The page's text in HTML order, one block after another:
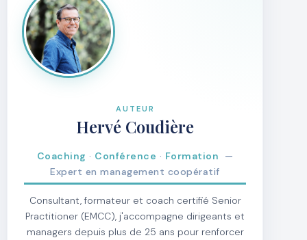
AUTEUR
Hervé Coudière
Coaching · Conférence · Formation —
Expert en management coopératif
Consultant, formateur et coach certifié Senior
Practitioner (EMCC), j'accompagne dirigeants et
managers depuis plus de 25 ans pour renforcer